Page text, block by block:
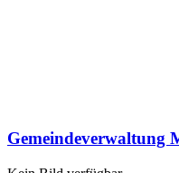
Gemeindeverwaltung